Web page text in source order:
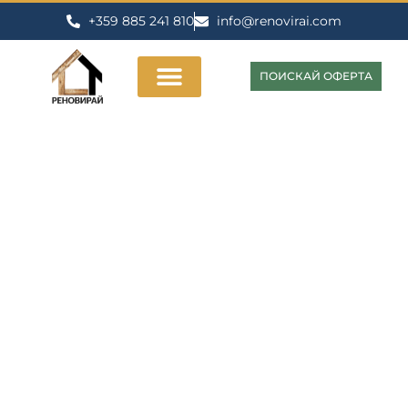
+359 885 241 810 info@renovirai.com
ПОИСКАЙ ОФЕРТА